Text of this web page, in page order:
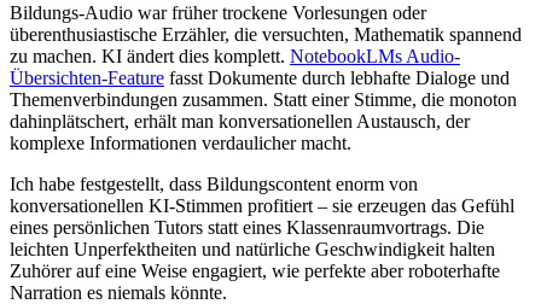
Bildungs-Audio war früher trockene Vorlesungen oder
überenthusiastische Erzähler, die versuchten, Mathematik spannend
zu machen. KI ändert dies komplett. NotebookLMs Audio-
Übersichten-Feature fasst Dokumente durch lebhafte Dialoge und
Themenverbindungen zusammen. Statt einer Stimme, die monoton
dahinplätschert, erhält man konversationellen Austausch, der
komplexe Informationen verdaulicher macht.
Ich habe festgestellt, dass Bildungscontent enorm von
konversationellen KI-Stimmen profitiert – sie erzeugen das Gefühl
eines persönlichen Tutors statt eines Klassenraumvortrags. Die
leichten Unperfektheiten und natürliche Geschwindigkeit halten
Zuhörer auf eine Weise engagiert, wie perfekte aber roboterhafte
Narration es niemals könnte.